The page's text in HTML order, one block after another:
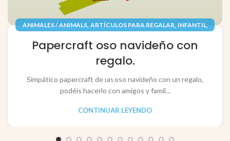
ANIMALES / ANIMALS, ARTÍCULOS PARA REGALAR, INFANTIL,
RECORTABLES PAPERCRAFT
Papercraft oso navideño con
regalo.
Simpático papercraft de un oso navideño con un regalo,
podéis hacerlo con amigos y famil...
CONTINUAR LEYENDO